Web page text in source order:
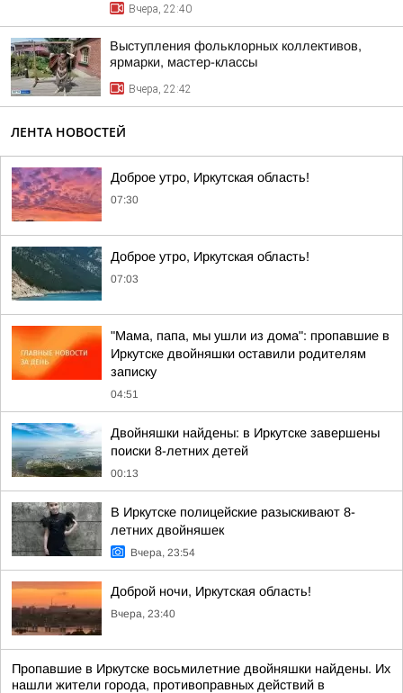
Вчера, 22:40
Выступления фольклорных коллективов,
ярмарки, мастер-классы
Вчера, 22:42
ЛЕНТА НОВОСТЕЙ
Доброе утро, Иркутская область!
07:30
Доброе утро, Иркутская область!
07:03
"Мама, папа, мы ушли из дома": пропавшие в
Иркутске двойняшки оставили родителям
записку
04:51
Двойняшки найдены: в Иркутске завершены
поиски 8-летних детей
00:13
В Иркутске полицейские разыскивают 8-
летних двойняшек
Вчера, 23:54
Доброй ночи, Иркутская область!
Вчера, 23:40
Пропавшие в Иркутске восьмилетние двойняшки найдены. Их
нашли жители города, противоправных действий в